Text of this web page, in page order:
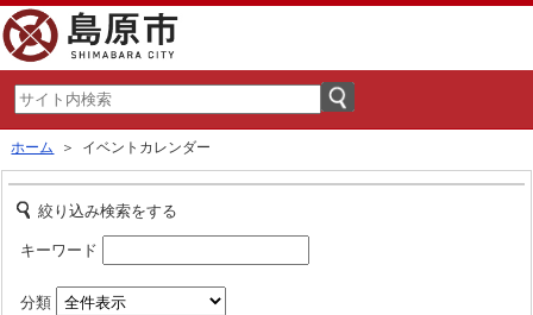
ホーム ＞ イベントカレンダー
絞り込み検索をする
キーワード
分類